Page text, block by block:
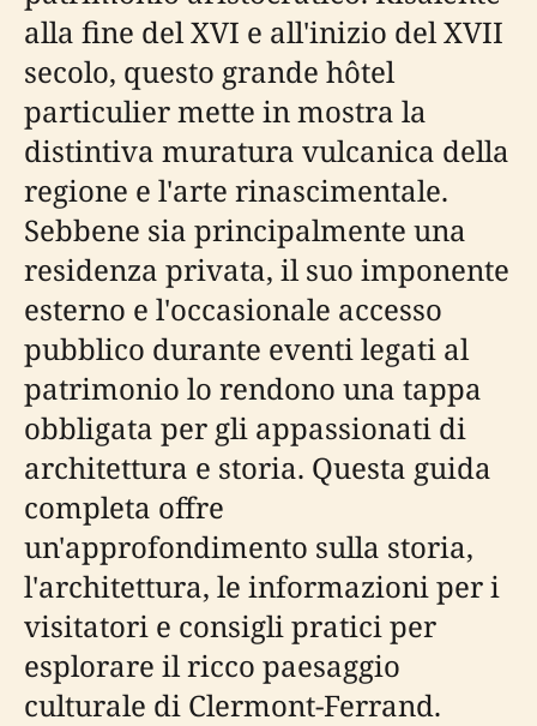
alla fine del XVI e all'inizio del XVII
secolo, questo grande hôtel
particulier mette in mostra la
distintiva muratura vulcanica della
regione e l'arte rinascimentale.
Sebbene sia principalmente una
residenza privata, il suo imponente
esterno e l'occasionale accesso
pubblico durante eventi legati al
patrimonio lo rendono una tappa
obbligata per gli appassionati di
architettura e storia. Questa guida
completa offre
un'approfondimento sulla storia,
l'architettura, le informazioni per i
visitatori e consigli pratici per
esplorare il ricco paesaggio
culturale di Clermont-Ferrand.